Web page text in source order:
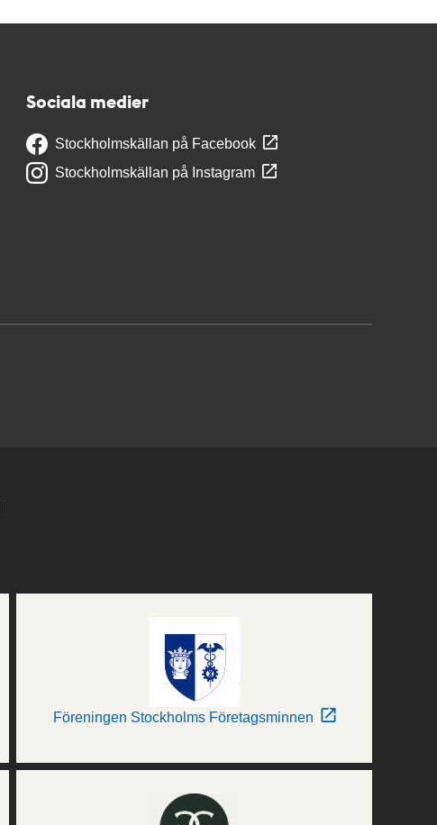
Sociala medier
Stockholmskällan på Facebook
Stockholmskällan på Instagram
Föreningen Stockholms Företagsminnen